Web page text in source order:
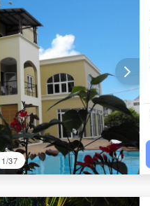
arrow_forward_ios
1/37